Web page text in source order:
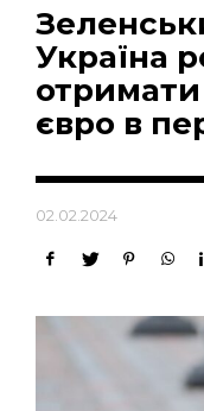
Україна
отримати
євро в
02.02.2024